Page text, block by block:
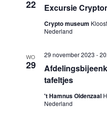
22 Excursie
Crypto museum
Nederland
WO
29
tafeltjes
29 november 2023 -
't Hamnus Oldenzaal
Nederland